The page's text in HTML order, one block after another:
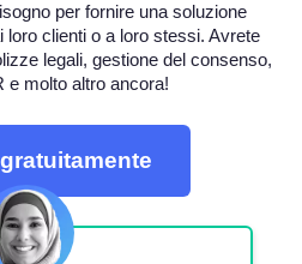
per fornire una soluzione
clienti o a loro stessi. Avrete
legali, gestione del consenso,
e molto altro ancora!